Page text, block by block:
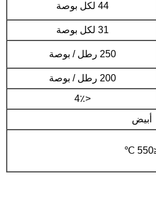
44 لكل بوصة
31 لكل بوصة
250 رطل / بوصة
200 رطل / بوصة
<4٪
أبيض